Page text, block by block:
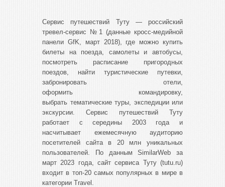
Сервис путешествий Туту — российский
тревел-сервис №1 (данные кросс-медийной
панели GfK, март 2018), где можно купить
билеты на поезда, самолеты и автобусы,
посмотреть расписание пригородных
поездов, найти туристические путевки,
забронировать отели,
оформить командировку,
выбрать тематические туры, экспедиции или
экскурсии. Сервис путешествий Туту
работает с середины 2003 года и
насчитывает ежемесячную аудиторию
посетителей сайта в 20 млн уникальных
пользователей. По данным SimilarWeb за
март 2023 года, сайт сервиса Туту (tutu.ru)
входит в топ-20 самых популярных в мире в
категории Travel.